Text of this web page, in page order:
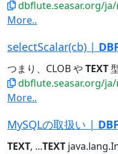
dbflute.seasar.org/ja/
More..
selectScalar(cb) |
つまり、CLOB やTEXT
dbflute.seasar.org/ja/manual/
More..
MySQLの取扱い |
TEXT, ...TEXT java.lang.Integer